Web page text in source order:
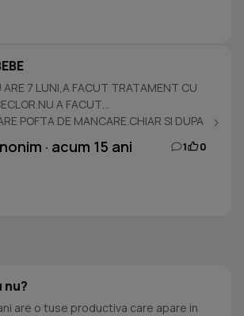
ARE 7 LUNI,A FACUT TRATAMENT CU
A FACUT
POFTA DE MANCARE.CHIAR SI DUPA
· acum 15 ani 1 0
are o tuse productiva care apare in